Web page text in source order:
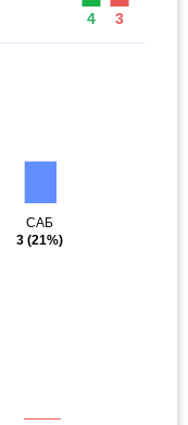
4 3
САБ
3 (21%)